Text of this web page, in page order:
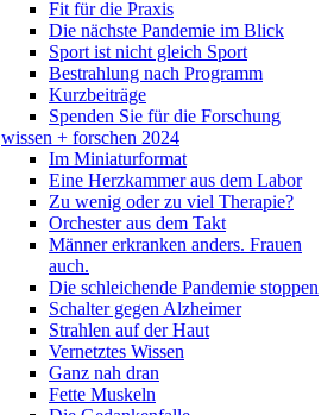
Fit für die Praxis
Die nächste Pandemie im Blick
Sport ist nicht gleich Sport
Bestrahlung nach Programm
Kurzbeiträge
Spenden Sie für die Forschung
wissen + forschen 2024
Im Miniaturformat
Eine Herzkammer aus dem Labor
Zu wenig oder zu viel Therapie?
Orchester aus dem Takt
Männer erkranken anders. Frauen
auch.
Die schleichende Pandemie stoppen
Schalter gegen Alzheimer
Strahlen auf der Haut
Vernetztes Wissen
Ganz nah dran
Fette Muskeln